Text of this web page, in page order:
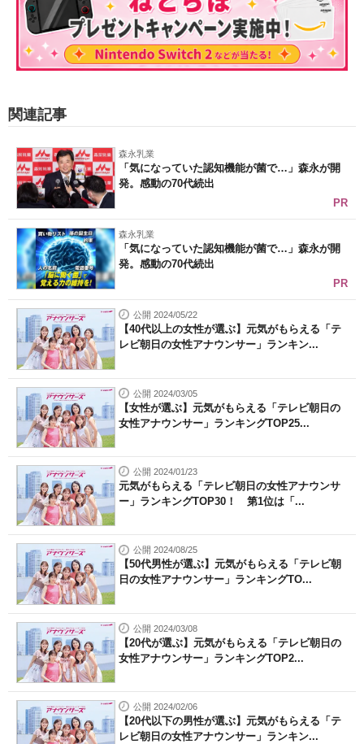
関連記事
森永乳業
「気になっていた認知機能が菌で…」森永が開
発。感動の70代続出
PR
森永乳業
「気になっていた認知機能が菌で…」森永が開
発。感動の70代続出
PR
公開 2024/05/22
【40代以上の女性が選ぶ】元気がもらえる「テ
レビ朝日の女性アナウンサー」ランキン...
公開 2024/03/05
【女性が選ぶ】元気がもらえる「テレビ朝日の
女性アナウンサー」ランキングTOP25...
公開 2024/01/23
元気がもらえる「テレビ朝日の女性アナウンサ
ー」ランキングTOP30！ 第1位は「...
公開 2024/08/25
【50代男性が選ぶ】元気がもらえる「テレビ朝
日の女性アナウンサー」ランキングTO...
公開 2024/03/08
【20代が選ぶ】元気がもらえる「テレビ朝日の
女性アナウンサー」ランキングTOP2...
公開 2024/02/06
【20代以下の男性が選ぶ】元気がもらえる「テ
レビ朝日の女性アナウンサー」ランキン...